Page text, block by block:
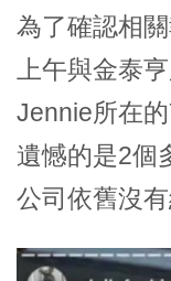
為了確認相
上午與金泰
Jennie所在
遺憾的是2個
公司依舊沒有